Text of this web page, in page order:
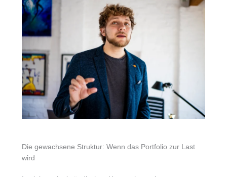
Die gewachsene Struktur: Wenn das Portfolio zur Last
wird